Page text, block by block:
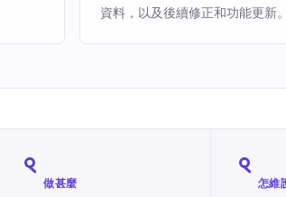
資料，以及後續修正和功能更新。
做甚麼 怎維